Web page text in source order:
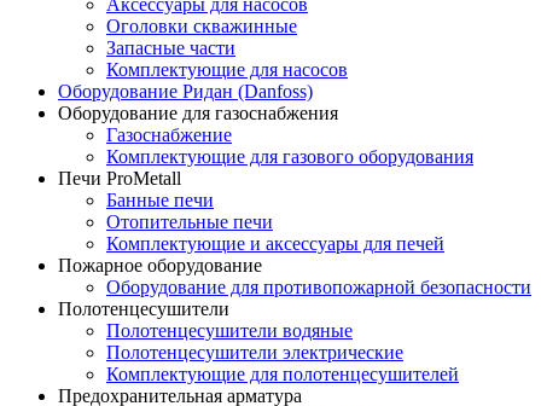
Аксессуары для насосов
Оголовки скважинные
Запасные части
Комплектующие для насосов
Оборудование Ридан (Danfoss)
Оборудование для газоснабжения
Газоснабжение
Комплектующие для газового оборудования
Печи ProMetall
Банные печи
Отопительные печи
Комплектующие и аксессуары для печей
Пожарное оборудование
Оборудование для противопожарной безопасности
Полотенцесушители
Полотенцесушители водяные
Полотенцесушители электрические
Комплектующие для полотенцесушителей
Предохранительная арматура